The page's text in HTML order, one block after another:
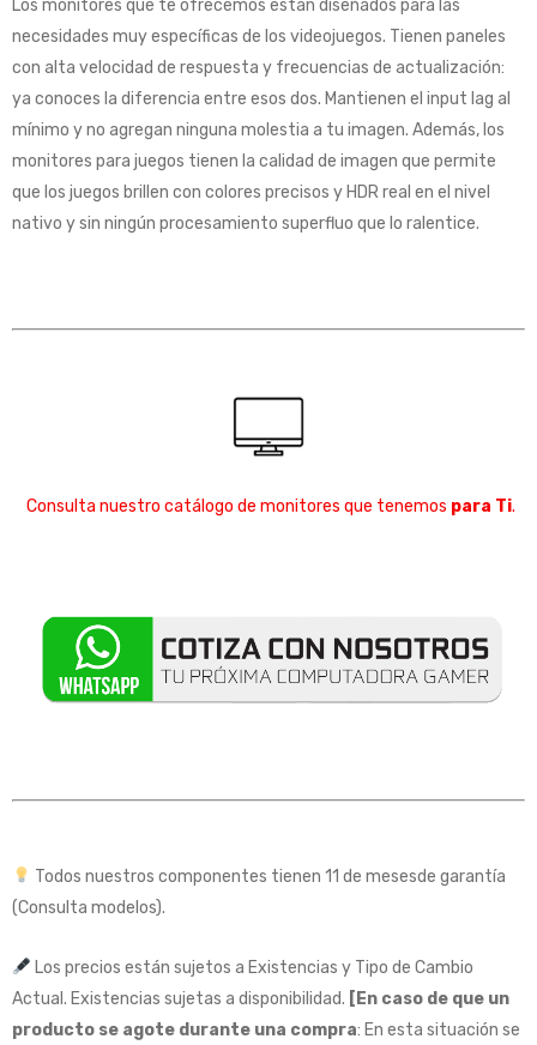
Los monitores que te ofrecemos están diseñados para las
necesidades muy específicas de los videojuegos. Tienen paneles
con alta velocidad de respuesta y frecuencias de actualización:
ya conoces la diferencia entre esos dos. Mantienen el input lag al
mínimo y no agregan ninguna molestia a tu imagen. Además, los
monitores para juegos tienen la calidad de imagen que permite
que los juegos brillen con colores precisos y HDR real en el nivel
nativo y sin ningún procesamiento superfluo que lo ralentice.
Consulta nuestro catálogo de monitores que tenemos para Ti.
Todos nuestros componentes tienen 11 de mesesde garantía
(Consulta modelos).
Los precios están sujetos a Existencias y Tipo de Cambio
Actual. Existencias sujetas a disponibilidad. [En caso de que un
producto se agote durante una compra: En esta situación se